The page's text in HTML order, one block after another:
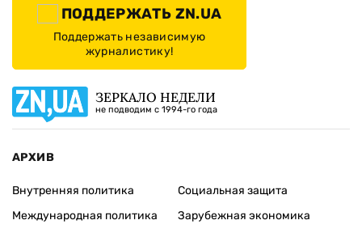
ПОДДЕРЖАТЬ ZN.UA
Поддержать независимую
журналистику!
ЗЕРКАЛО НЕДЕЛИ
не подводим с 1994-го года
АРХИВ
Внутренняя политика
Международная политика
Социальная защита
Зарубежная экономика